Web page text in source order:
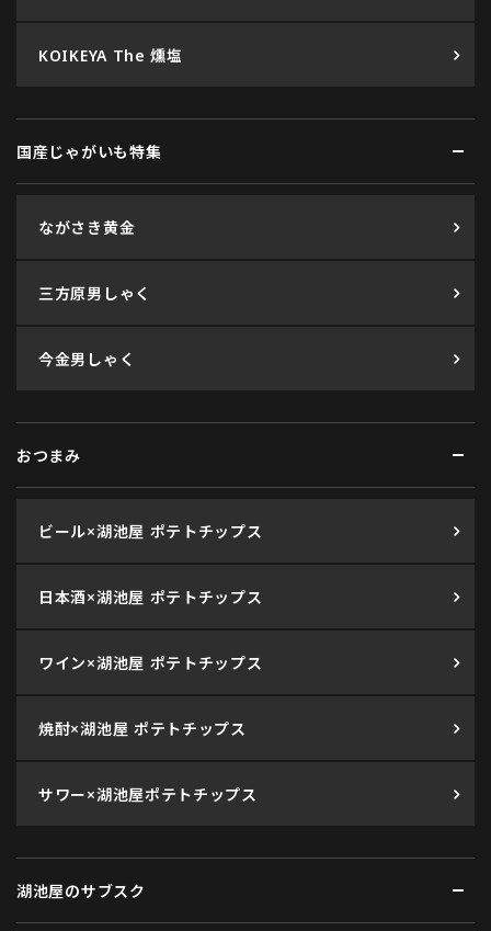
KOIKEYA The 燻塩
国産じゃがいも特集
ながさき黄金
三方原男しゃく
今金男しゃく
おつまみ
ビール×湖池屋 ポテトチップス
日本酒×湖池屋 ポテトチップス
ワイン×湖池屋 ポテトチップス
焼酎×湖池屋 ポテトチップス
サワー×湖池屋ポテトチップス
湖池屋のサブスク